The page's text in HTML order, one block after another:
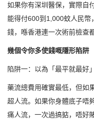
如果你有深圳醫保，實際自
能得付600到1,000蚊人民幣
錢，喺香港連一次術前檢查
幾個令你多使錢嘅隱形陷阱
陷阱一：以為「最平就最好」
藥流總費用確實最低，但如
超人流。如果你身體底子唔
痛人流，一次過搞掂，唔好賭